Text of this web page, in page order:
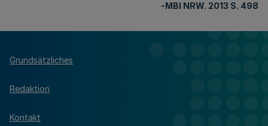
-MBl NRW. 2013 S. 498
Grundsätzliches
Redaktion
Kontakt